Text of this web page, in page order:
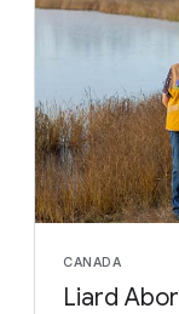
CANADA
Liard